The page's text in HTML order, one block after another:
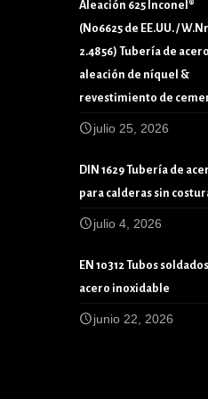
Aleación 625 Inconel®
(N06625 de EE.UU. /
2.4856) Tubería de
aleación de níquel &
revestimiento de
julio 25, 2026
DIN 1629 Tubería de
para calderas sin
julio 4, 2026
EN 10312 Tubos
acero inoxidable
junio 22, 2026